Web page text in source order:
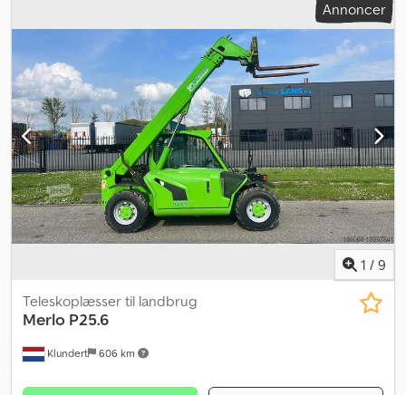
Annoncer
1 / 9
Klundert 606 km
Teleskoplæsser til landbrug
Merlo P25.6